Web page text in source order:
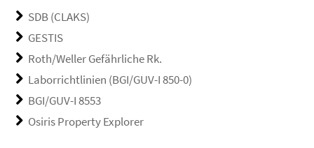
SDB (CLAKS)
GESTIS
Roth/Weller Gefährliche Rk.
Laborrichtlinien (BGI/GUV-I 850-0)
BGI/GUV-I 8553
Osiris Property Explorer